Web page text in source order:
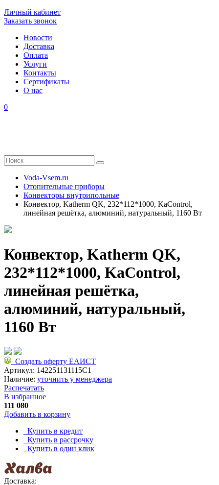
Личный кабинет
Заказать звонок
Новости
Доставка
Оплата
Услуги
Контакты
Cертификаты
О нас
0
Voda-Vsem.ru
Отопительные приборы
Конвекторы внутрипольные
Конвектор, Katherm QK, 232*112*1000, KaControl,
линейная решётка, алюминий, натуральный, 1160 Вт
Конвектор, Katherm QK,
232*112*1000, KaControl,
линейная решётка,
алюминий, натуральный,
1160 Вт
Создать оферту ЕАИСТ
Артикул: 142251131115C1
Наличие: уточнить у менеджера
Распечатать
В избранное
111 080
Добавить в корзину
Купить в кредит
Купить в рассрочку
Купить в один клик
Доставка: